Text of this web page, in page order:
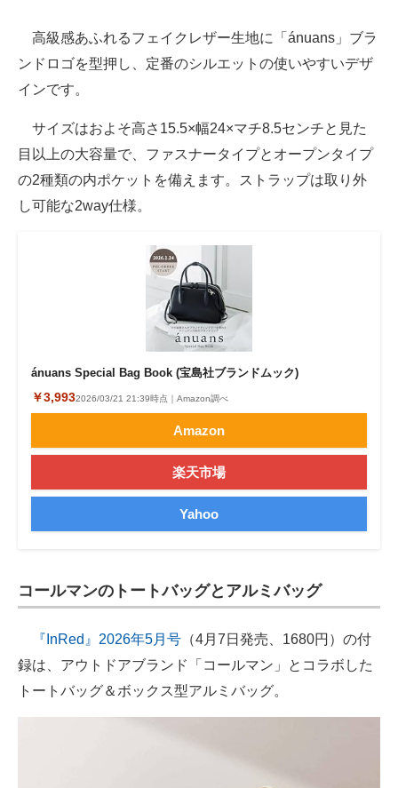
高級感あふれるフェイクレザー生地に「ánuans」ブラ
ンドロゴを型押し、定番のシルエットの使いやすいデザ
インです。
サイズはおよそ高さ15.5×幅24×マチ8.5センチと見た
目以上の大容量で、ファスナータイプとオープンタイプ
の2種類の内ポケットを備えます。ストラップは取り外
し可能な2way仕様。
ánuans Special Bag Book (宝島社ブランドムック)
￥3,9932026/03/21 21:39時点｜Amazon調べ
Amazon
楽天市場
Yahoo
コールマンのトートバッグとアルミバッグ
『InRed』2026年5月号 （4月7日発売、1680円）の付
録は、アウトドアブランド「コールマン」とコラボした
トートバッグ＆ボックス型アルミバッグ。